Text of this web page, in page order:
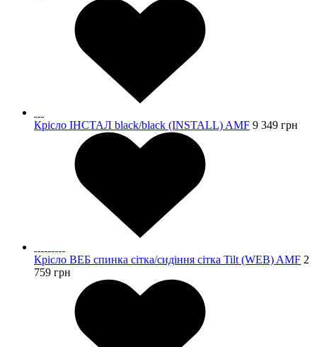
Крісло ІНСТАЛ black/black (INSTALL) AMF 9 349 грн
Крісло ВЕБ спинка сітка/сидіння сітка Tilt (WEB) AMF 2
759 грн